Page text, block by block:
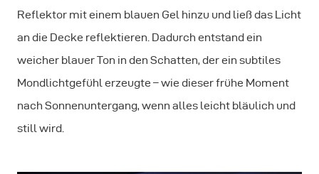
Reflektor mit einem blauen Gel hinzu und ließ das Licht
an die Decke reflektieren. Dadurch entstand ein
weicher blauer Ton in den Schatten, der ein subtiles
Mondlichtgefühl erzeugte – wie dieser frühe Moment
nach Sonnenuntergang, wenn alles leicht bläulich und
still wird.